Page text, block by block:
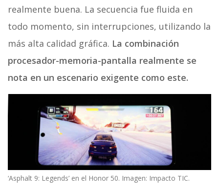
realmente buena. La secuencia fue fluida en
todo momento, sin interrupciones, utilizando la
más alta calidad gráfica. La combinación
procesador-memoria-pantalla realmente se
nota en un escenario exigente como este.
‘Asphalt 9: Legends’ en el Honor 50. Imagen: Impacto TIC.